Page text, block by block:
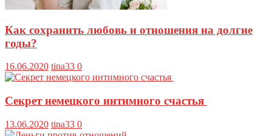
Как сохранить любовь и отношения на долгие
годы?
16.06.2020 tina33 0
Секрет немецкого интимного счастья
13.06.2020 tina33 0